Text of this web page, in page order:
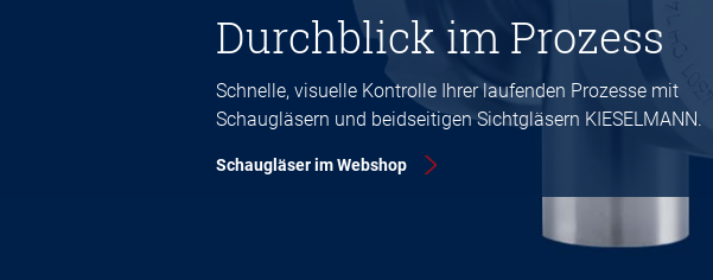
Durchblick im Prozess
Schnelle, visuelle Kontrolle Ihrer laufenden Prozesse mit
Schaugläsern und beidseitigen Sichtgläsern KIESELMANN.
Schaugläser im Webshop